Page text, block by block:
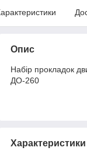
Опис
Набір прокладок
ДО-260
Характеристики